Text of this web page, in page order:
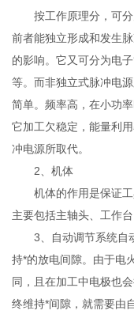
按工作原理分，可分
前者能独立形成和发生
的影响。它又可分为电
等。而非独立式脉冲电
简单。频率高，在小功
它加工欠稳定，能量利
冲电源所取代。
2、机体
机体的作用是保证工
主要包括主轴头、工作
3、自动调节系统自动
持*的放电间隙。由于电
同，且在加工中电极也
终维持*间隙，就需要由